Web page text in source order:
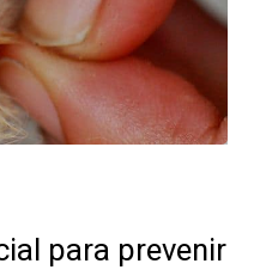
para prevenir